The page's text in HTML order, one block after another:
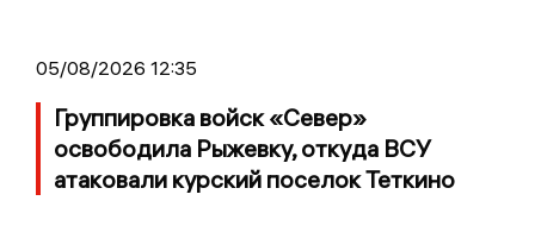
05/08/2026 12:35
Группировка войск «Север»
освободила Рыжевку, откуда ВСУ
атаковали курский поселок Теткино